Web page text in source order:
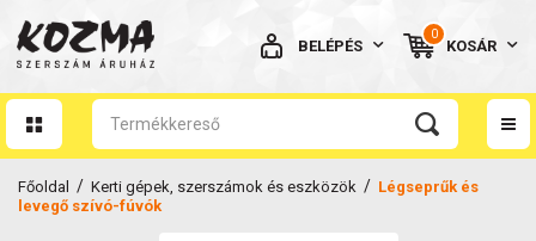
BELÉPÉS
0
KOSÁR
Főoldal / Kerti gépek, szerszámok és eszközök / Légseprűk és
levegő szívó-fúvók